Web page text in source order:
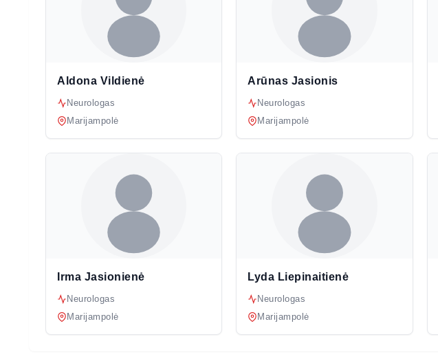
Aldona Vildienė
Neurologas
Marijampolė
Arūnas Jasionis
Neurologas
Marijampolė
Irma Jasionienė
Neurologas
Marijampolė
Lyda Liepinaitienė
Neurologas
Marijampolė